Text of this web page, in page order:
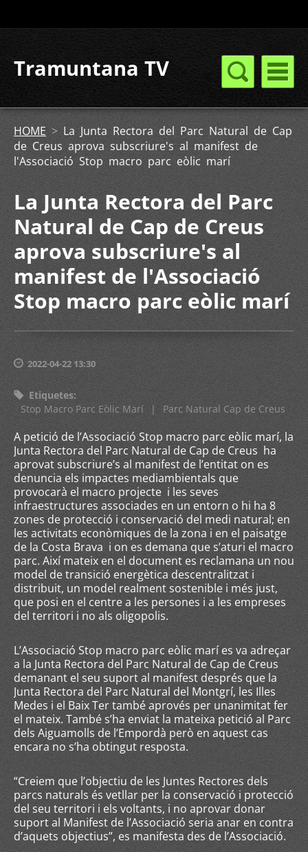
Tramuntana TV
HOME > La Junta Rectora del Parc Natural de Cap
de Creus aprova subscriure's al manifest de
l'Associació Stop macro parc eòlic marí
La Junta Rectora del Parc
Natural de Cap de Creus
aprova subscriure's al
manifest de l'Associació
Stop macro parc eòlic marí
2022-04-22 13:30
Etiquetes:
Stop Macro Parc Eòlic Marí
| Parc Natural Cap de Creus
A petició de l’Associació Stop macro parc eòlic marí, la
Junta Rectora del Parc Natural de Cap de Creus ha
aprovat subscriure’s al manifest de l’entitat on es
denuncia els impactes mediambientals que
provocarà el macro projecte i les seves
infraestructures associades en un entorn o hi ha 8
zones de protecció i conservació del medi natural; en
les activitats econòmiques de la zona i en el paisatge
de la Costa Brava i on es demana que s’aturi el macro
parc. Així mateix en el document es reclamana un nou
model de transició energètica descentralitzat i
distribuit, un model realment sostenible i més just,
que posi en el centre a les persones i a les empreses
del territori i no als oligopolis.
L’Associació Stop macro parc eòlic marí es va adreçar
a la Junta Rectora del Parc Natural de Cap de Creus
demanant el seu suport al manifest després que la
Junta Rectora del Parc Natural del Montgrí, les Illes
Medes i el Baix Ter també aprovés per unanimitat fer
el mateix. També s’ha enviat la mateixa petició al Parc
dels Aiguamolls de l’Empordà però en aquest cas
encara no s’ha obtingut resposta.
“Creiem que l’objectiu de les Juntes Rectores dels
parcs naturals és vetllar per la conservació i protecció
del seu territori i els voltants, i no aprovar donar
suport al Manifest de l’Associació seria anar en contra
d’aquets objectius”, es manifesta des de l’Associació.